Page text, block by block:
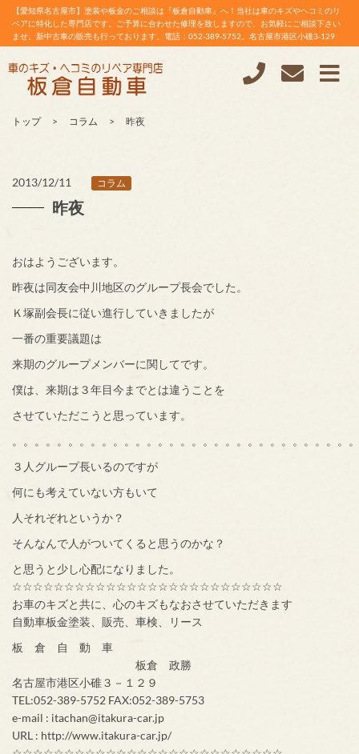
【愛知県名古屋市】塗装や板金のご相談は『板倉自動車』へ！当社は車のキズやヘコミのリ
ペアに特化した専門店です。ご予算に合わせた修理を致しますので、お気軽にご相談下さい
ませ。新中古車の販売も行っております。電話：052-389-5752。名古屋市港区小碓3-129
トップ コラム 昨夜
2013/12/11 コラム
昨夜
おはようございます。
昨夜は同友会中川地区のグループ長会でした。
Ｋ塚副会長に従い進行していきましたが
一番の重要議題は
来期のグループメンバーに関してです。
僕は、来期は３年目今までとは違うことを
させていただこうと思っています。
。。。。。。。。。。。。。。。。。。。。。。。。。。。。。。
３人グループ長いるのですが
何にも考えていない方もいて
人それぞれというか？
そんなんで人がついてくると思うのかな？
と思うと少し心配になりました。
☆☆☆☆☆☆☆☆☆☆☆☆☆☆☆☆☆☆☆☆☆☆☆☆☆☆
お車のキズと共に、心のキズもなおさせていただきます
自動車板金塗装、販売、車検、リース
板 倉 自 動 車
板倉 政勝
名古屋市港区小碓３－１２９
TEL:052-389-5752 FAX:052-389-5753
e-mail : itachan@itakura-car.jp
URL : http://www.itakura-car.jp/